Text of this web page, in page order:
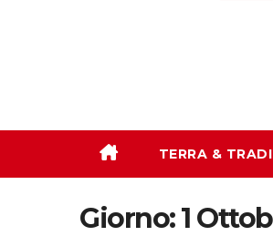
TERRA &
Giorno:1